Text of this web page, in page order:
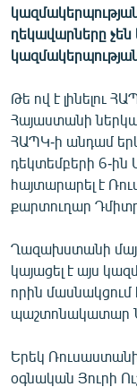
ՏԵՍԱՆՅՈՒԹԵՐ
ԲԱՆԱՎԵՃ
ՓՈԴՔԱՍԹ
Հայերեն
English
ՀԵՏԵՎԵՔ ՄԵԶ
ղեկավարները չեն
Թե ով է լինելու
Հայաստանի
ՀԱՊԿ-ի անդամ
դեկտեմբերի 6-ին
հայտարարել է
քարտուղար
Ղազախստանի
կայացել է այս
որին
պաշտոնակատար
Երեկ
օգնական Յուրի